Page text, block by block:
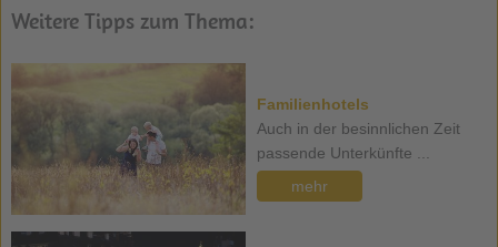
Weitere Tipps zum Thema:
Familienhotels
Auch in der besinnlichen Zeit
passende Unterkünfte ...
mehr